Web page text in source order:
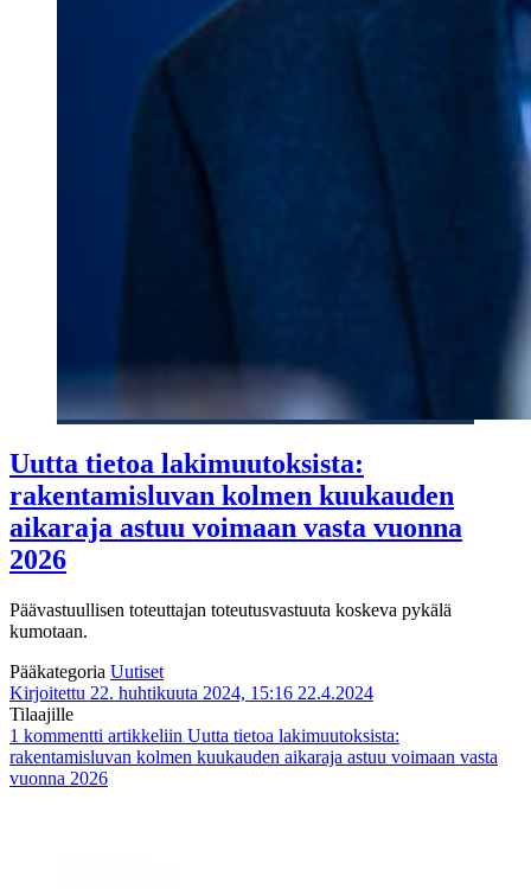
Uutta tietoa lakimuutoksista:
rakentamisluvan kolmen kuukauden
aikaraja astuu voimaan vasta vuonna
2026
Päävastuullisen toteuttajan toteutusvastuuta koskeva pykälä
kumotaan.
Pääkategoria Uutiset
Kirjoitettu 22. huhtikuuta 2024, 15:16 22.4.2024
Tilaajille
1 kommentti artikkeliin Uutta tietoa lakimuutoksista:
rakentamisluvan kolmen kuukauden aikaraja astuu voimaan vasta
vuonna 2026